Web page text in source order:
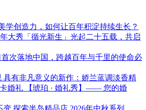
学创造力，如何让百年积淀持续生长？
大秀「循光新生」光起二十五载，共启
次落地中国，跨越百年与千里的使命必
具有非凡意义的新作：娇兰蓝调淡香精
婚礼 【琥珀 · 婚礼秀】—— 您的婚
变 探索半岛精品店 2026年中秋系列